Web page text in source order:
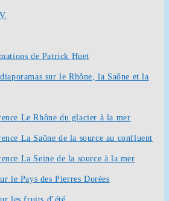
de Patrick Huet
sur le Rhône, la Saône et la
Le Rhône du glacier à la mer
La Saône de la source au confluent
La Seine de la source à la mer
le Pays des Pierres Dorées